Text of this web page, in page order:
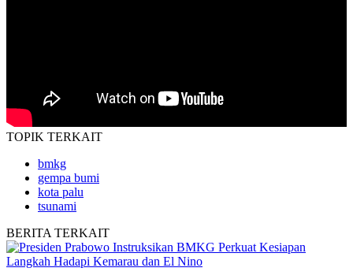
TOPIK TERKAIT
bmkg
gempa bumi
kota palu
tsunami
BERITA TERKAIT